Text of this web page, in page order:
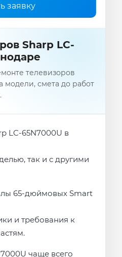
заявку
Sharp LC-
телевизоров
модели, смета до работ
LC-65N7000U в
так и с другими
65-дюймовых Smart
и требования к
чаще всего